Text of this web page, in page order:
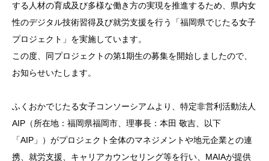
する人材の育成及び多様な働き方の実現を推進するため、県内女
性のデジタル技術習得及び就労支援を行う「福岡県でじたる女子
プロジェクト」を実施しています。
この度、同プロジェクトの第1期生の募集を開始しましたので、
お知らせいたします。
ふくおかでじたる女子コンソーシアムより、特定非営利活動法人
AIP（所在地：福岡県福岡市、理事長：本田 敬吉、以下
「AIP」）がプロジェクト全体のマネジメントや地元企業との連
携、就労支援、キャリアカウンセリング等を行い、MAIAが提供